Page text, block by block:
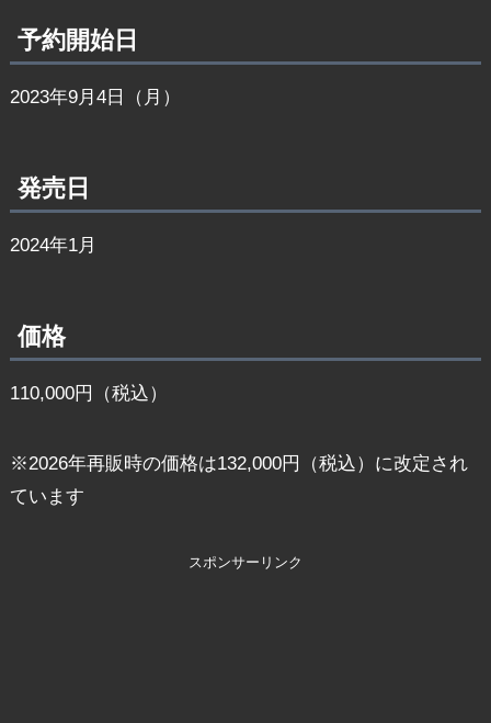
予約開始日
2023年9月4日（月）
発売日
2024年1月
価格
110,000円（税込）
※2026年再販時の価格は132,000円（税込）に改定され
ています
スポンサーリンク